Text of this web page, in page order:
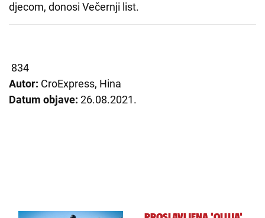
djecom, donosi Večernji list.
834
Autor: CroExpress, Hina
Datum objave: 26.08.2021.